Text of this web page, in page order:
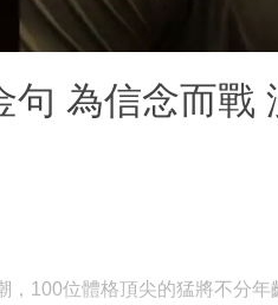
為信念而戰
100位體格頂尖的猛將不分年